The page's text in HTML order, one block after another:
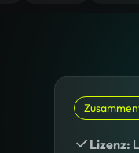
Lizenz: